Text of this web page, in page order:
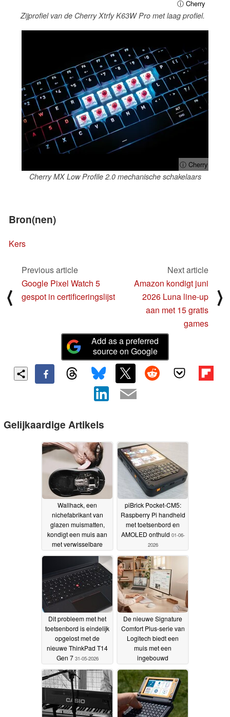
ⓘ Cherry
Zijprofiel van de Cherry Xtrfy K63W Pro met laag profiel.
ⓘ Cherry
Cherry MX Low Profile 2.0 mechanische schakelaars
Bron(nen)
Kers
⟨
Previous article
Google Pixel Watch 5
gespot in certificeringslijst
Next article
Amazon kondigt juni
2026 Luna line-up
aan met 15 gratis
games
⟩
Add as a preferred
source on Google
Gelijkaardige Artikels
Wallhack, een
nichefabrikant van
glazen muismatten,
kondigt een muis aan
met verwisselbare
batterijen en een
toetsenbord van 65%
22-07-2026
piBrick Pocket-CM5:
Raspberry Pi handheld
met toetsenbord en
AMOLED onthuld 01-06-
2026
Dit probleem met het
toetsenbord is eindelijk
opgelost met de
nieuwe ThinkPad T14
Gen 7 31-05-2026
De nieuwe Signature
Comfort Plus-serie van
Logitech biedt een
muis met een
ingebouwd
handpalmkussen en
een toetsenbord met
een zachte polssteun
van dubbel schuim29-
05-2026